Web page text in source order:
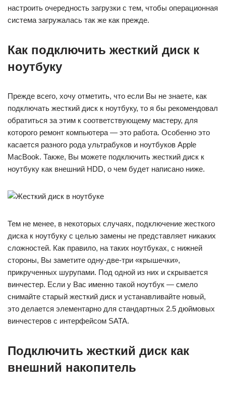
настроить очередность загрузки с тем, чтобы операционная
система загружалась так же как прежде.
Как подключить жесткий диск к
ноутбуку
Прежде всего, хочу отметить, что если Вы не знаете, как
подключать жесткий диск к ноутбуку, то я бы рекомендовал
обратиться за этим к соответствующему мастеру, для
которого ремонт компьютера — это работа. Особенно это
касается разного рода ультрабуков и ноутбуков Apple
MacBook. Также, Вы можете подключить жесткий диск к
ноутбуку как внешний HDD, о чем будет написано ниже.
Тем не менее, в некоторых случаях, подключение жесткого
диска к ноутбуку с целью замены не представляет никаких
сложностей. Как правило, на таких ноутбуках, с нижней
стороны, Вы заметите одну-две-три «крышечки»,
прикрученных шурупами. Под одной из них и скрывается
винчестер. Если у Вас именно такой ноутбук — смело
снимайте старый жесткий диск и устанавливайте новый,
это делается элементарно для стандартных 2.5 дюймовых
винчестеров с интерфейсом SATA.
Подключить жесткий диск как
внешний накопитель